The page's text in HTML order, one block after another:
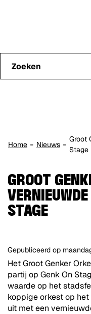
Genk
kunnen
we je
Home Nieuws
Groot
Stage
GROOT
STAGE
Gepubliceerd op
Het Groot Genker
partij op Genk On
waarde op het
koppige orkest op
uit met een